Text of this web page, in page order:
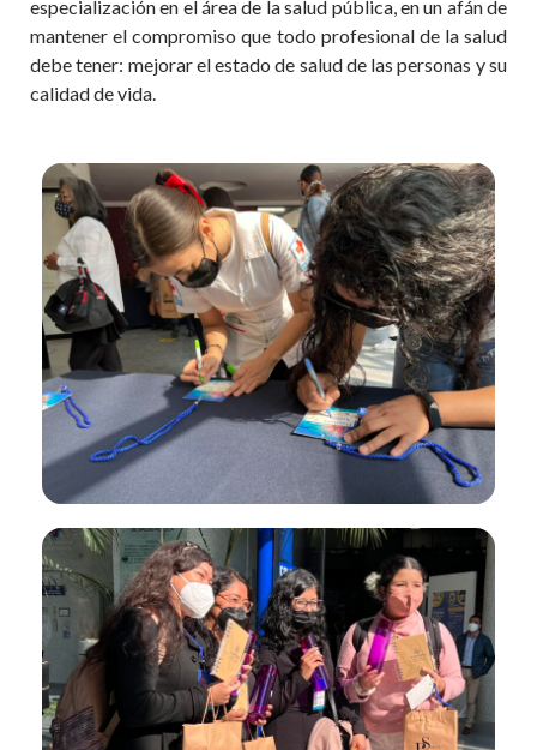
especialización en el área de la salud pública, en un afán de
mantener el compromiso que todo profesional de la salud
debe tener: mejorar el estado de salud de las personas y su
calidad de vida.